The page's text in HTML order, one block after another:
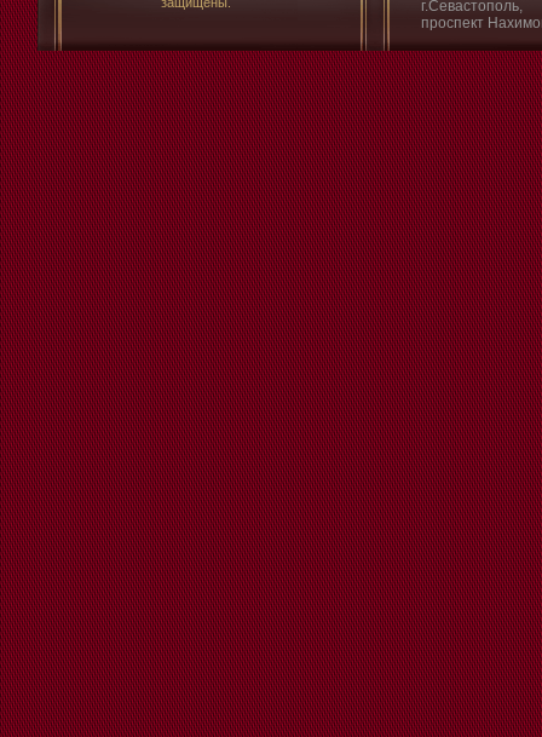
г.Севастополь,
проспект